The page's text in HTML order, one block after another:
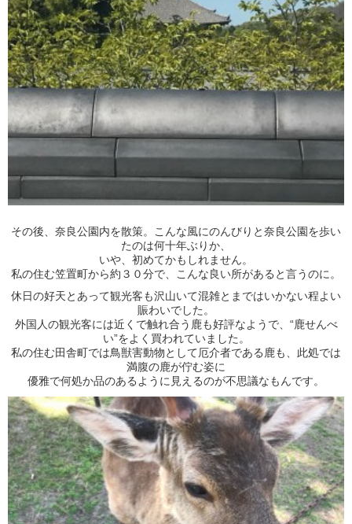
その後、奈良公園内を散策。こんな風にのんびりと奈良公園を歩い
たのは何十年ぶりか、
いや、初めてかもしれません。
私の住む笠置町から約３０分で、こんな良い所があると言うのに。
休日の好天とあって観光客も沢山いて混雑とまではいかない程よい
賑わいでした。
外国人の観光客には近くで触れ合う鹿も好評なようで、“鹿せんべ
い”をよく買われていました。
私の住む田舎町では鳥獣害動物として厄介者である鹿も、此処では
満腹の鹿が佇む姿に
優雅で何処か品のあるように見えるのが不思議なもんです。